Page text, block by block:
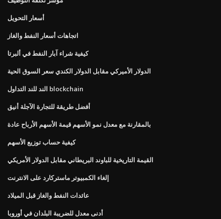
أسعار التحويل
اتجاهات أسعار النفط والغاز
كيفية شراء آبار النفط في ألبرتا
الدولار الأميركي مقابل الدولار الكندي سعر السوق الحية
الند للند التداول blockchain
أفضل طريقة للتجارة الآجلة أنيق
بالمقارنة مع معدل نمو الأسهم قيمة الأسهم الأرباح عادة
كيفية حساب توزيع الأسهم
القيمة التاريخية للباوند البريطاني مقابل الدولار الأمريكي
إلغاء الكمبيوتر ماستركارد على الانترنت
عائدات النفط والغاز قبل الميلاد
أدنى معدل للضريبة البلدان في أوروبا